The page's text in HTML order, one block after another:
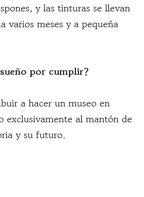
y las tinturas se llevan
varios meses y a pequeña
por cumplir?
a hacer un museo en
exclusivamente al mantón de
y su futuro.